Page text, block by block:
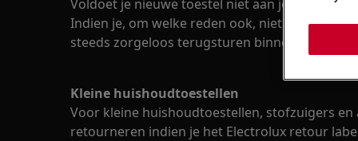
Voldoet je nieuwe toestel niet aan je wensen of
Indien je, om welke reden ook, niet tevreden
steeds zorgeloos terugsturen binnen de 14
Kleine huishoudtoestellen
Voor kleine huishoudtoestellen, stofzuigers
retourneren indien je het Electrolux retour